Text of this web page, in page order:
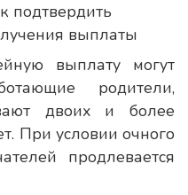
выплату могут
родители,
двоих и более
При условии очного
продлевается